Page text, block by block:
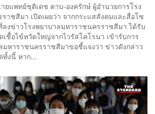
ยแพทย์ชุติเดช ตาบ-องครักษ์ ผู้อำนวยการโรง
าชสีมา เปิดเผยว่า จากกระแสสังคมและสื่อโซ
ลงข่าวโรงพยาบาลมหาราชนครราชสีมา ได้รับ
ชื้อไข้หวัดใหญ่จากไวรัสโคโรนา เข้ารับการ
มหาราชนครราชสีมาขอชี้แจงว่า ข่าวดังกล่าว
งนี้ หาก...